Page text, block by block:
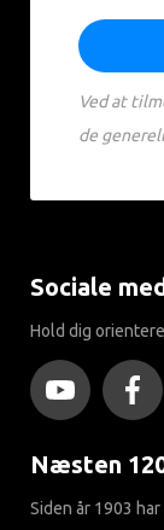
Ved at
de
Sociale
Hold dig
Næsten
Siden år 1903